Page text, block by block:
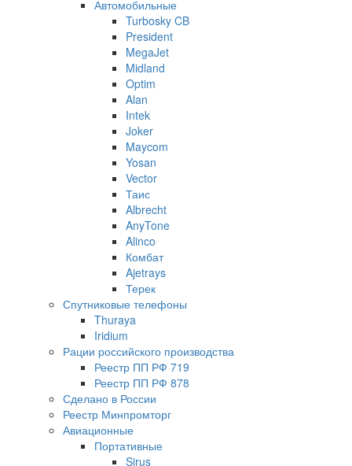
Автомобильные
Turbosky CB
President
MegaJet
Midland
Optim
Alan
Intek
Joker
Maycom
Yosan
Vector
Таис
Albrecht
AnyTone
Alinco
Комбат
Ajetrays
Терек
Спутниковые телефоны
Thuraya
Iridium
Рации российского производства
Реестр ПП РФ 719
Реестр ПП РФ 878
Сделано в России
Реестр Минпромторг
Авиационные
Портативные
Sirus